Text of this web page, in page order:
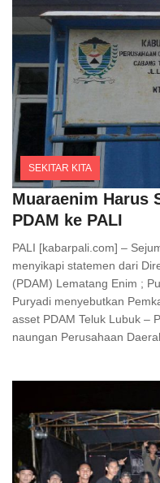
SEKITAR KITA
Comments
Muaraenim Harus
PDAM ke PALI
PALI [kabarpali.com] –
menyikapi statemen dari
(PDAM) Lematang Enim ;
Puryadi menyebutkan
asset PDAM Teluk Lubuk –
naungan Perusahaan